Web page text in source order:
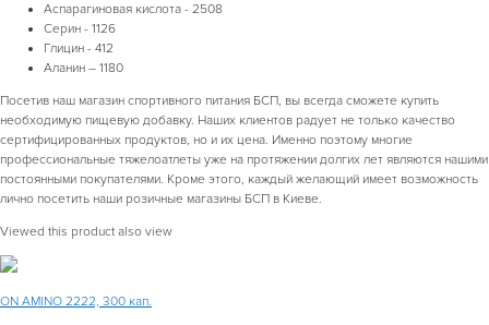
Аспарагиновая кислота - 2508
Серин - 1126
Глицин - 412
Аланин – 1180
Посетив наш магазин спортивного питания БСП, вы всегда сможете купить
необходимую пищевую добавку. Наших клиентов радует не только качество
сертифицированных продуктов, но и их цена. Именно поэтому многие
профессиональные тяжелоатлеты уже на протяжении долгих лет являются нашими
постоянными покупателями. Кроме этого, каждый желающий имеет возможность
лично посетить наши розичные магазины БСП в Киеве.
Viewed this product also view
ON AMINO 2222, 300 кап.